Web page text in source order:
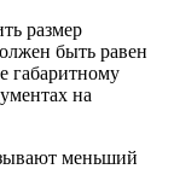
размер
быть равен
габаритному
на
меньший